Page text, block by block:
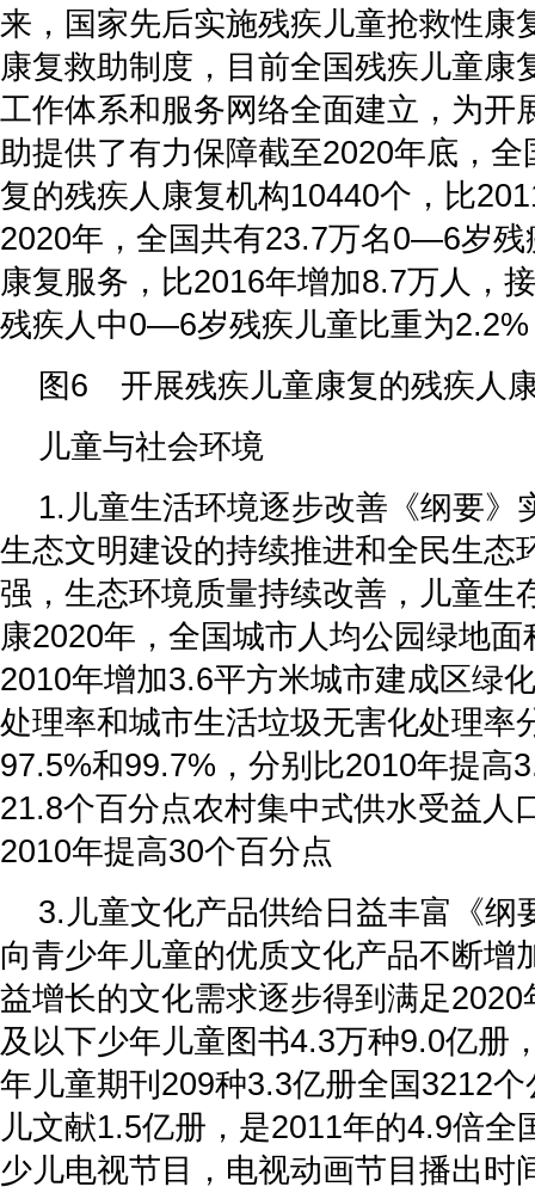
来，国家先后实施残疾儿童抢救性康
康复救助制度，目前全国残疾儿童康
工作体系和服务网络全面建立，为开
助提供了有力保障截至2020年底，
复的残疾人康复机构10440个，比
2020年，全国共有23.7万名0—6岁残
康复服务，比2016年增加8.7万人，
残疾人中0—6岁残疾儿童比重为2.2%
图6 开展残疾儿童康复的残疾人
儿童与社会环境
1.儿童生活环境逐步改善《纲要》
生态文明建设的持续推进和全民生态
强，生态环境质量持续改善，儿童生
康2020年，全国城市人均公园绿地
2010年增加3.6平方米城市建成区绿
处理率和城市生活垃圾无害化处理率
97.5%和99.7%，分别比2010年提高
21.8个百分点农村集中式供水受益人
2010年提高30个百分点
3.儿童文化产品供给日益丰富《纲
向青少年儿童的优质文化产品不断增
益增长的文化需求逐步得到满足
及以下少年儿童图书4.3万种9.0亿册
年儿童期刊209种3.3亿册全国3212
儿文献1.5亿册，是2011年的4.9倍全
少儿电视节目，电视动画节目播出时